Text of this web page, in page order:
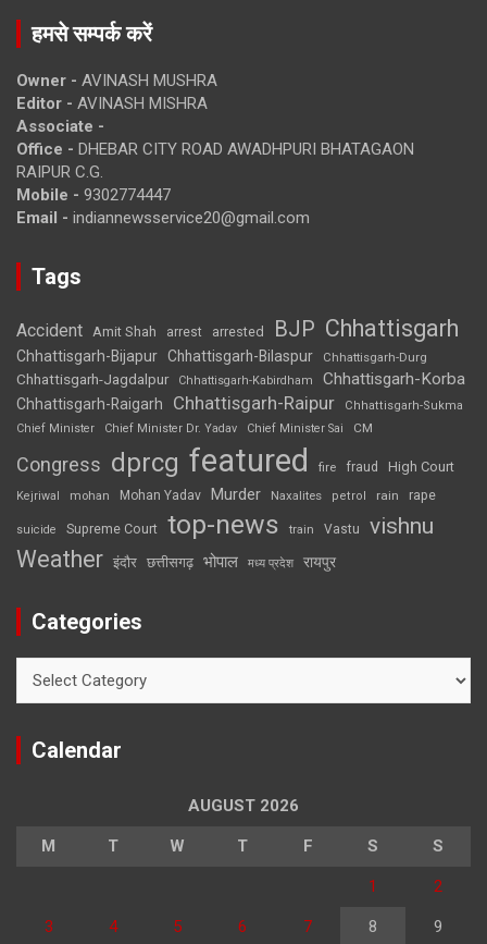
हमसे सम्पर्क करें
Owner - AVINASH MUSHRA
Editor - AVINASH MISHRA
Associate -
Office - DHEBAR CITY ROAD AWADHPURI BHATAGAON
RAIPUR C.G.
Mobile - 9302774447
Email - indiannewsservice20@gmail.com
Tags
Accident Amit Shah arrest arrested BJP Chhattisgarh
Chhattisgarh-Bijapur Chhattisgarh-Bilaspur Chhattisgarh-Durg
Chhattisgarh-Jagdalpur Chhattisgarh-Kabirdham Chhattisgarh-Korba
Chhattisgarh-Raigarh Chhattisgarh-Raipur
Chhattisgarh-Sukma
Chief Minister
Chief Minister Dr. Yadav Chief Minister Sai CM
Congress dprcg featured fire fraud High Court
Kejriwal mohan Mohan Yadav Murder Naxalites petrol rain rape
suicide Supreme Court top-news train Vastu vishnu
Weather इंदौर छत्तीसगढ़ भोपाल मध्य प्रदेश रायपुर
Categories
Calendar
AUGUST 2026
M T W T F S S
1 2
3 4 5 6 7 8 9